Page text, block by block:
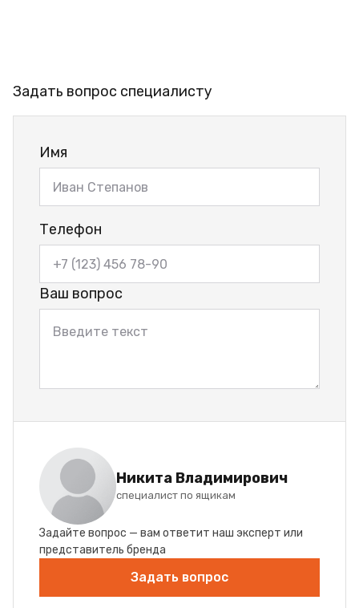
Задать вопрос специалисту
Имя
Телефон
Ваш вопрос
Никита Владимирович
специалист по ящикам
Задайте вопрос — вам ответит наш эксперт или
представитель бренда
Задать вопрос